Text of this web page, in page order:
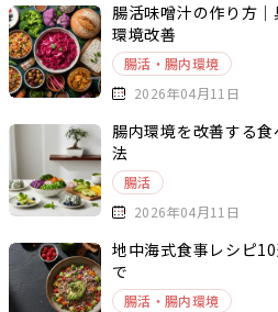
腸活味噌汁の作り方
環境改善
腸活・腸内環境
2026年04月11日
腸内環境を改善する
法
腸活
2026年04月11日
地中海式食事レシピ
で
腸活・腸内環境